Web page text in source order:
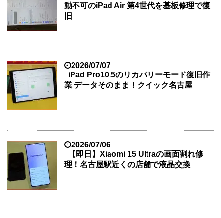
動不可のiPad Air 第4世代を基板修理で復
旧
2026/07/07
iPad Pro10.5のリカバリーモード復旧作
業 データそのまま！クイック名古屋
2026/07/06
【即日】Xiaomi 15 Ultraの画面割れ修
理！名古屋駅近くの店舗で液晶交換